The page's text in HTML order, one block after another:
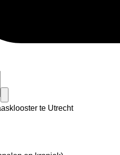
te Utrecht